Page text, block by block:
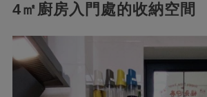
4㎡廚房入門處的收納空間